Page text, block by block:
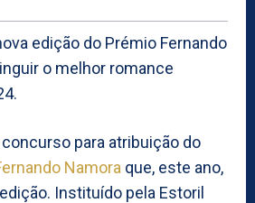
edição do Prémio Fernando
o melhor romance
para atribuição do
Namora que, este ano,
Instituído pela Estoril